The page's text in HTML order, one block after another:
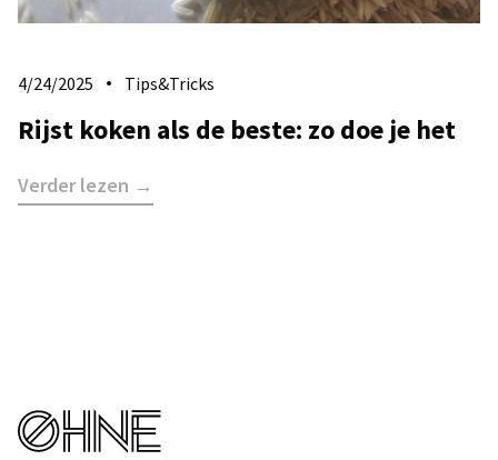
4/24/2025 Tips&Tricks
Rijst koken als de beste: zo doe je het
Verder lezen →